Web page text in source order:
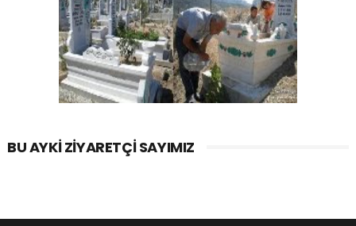
BU AYKI ZIYARETÇI SAYIMIZ